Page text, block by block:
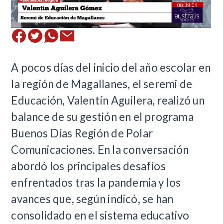
A pocos días del inicio del año escolar en
la región de Magallanes, el seremi de
Educación, Valentín Aguilera, realizó un
balance de su gestión en el programa
Buenos Días Región de Polar
Comunicaciones. En la conversación
abordó los principales desafíos
enfrentados tras la pandemia y los
avances que, según indicó, se han
consolidado en el sistema educativo